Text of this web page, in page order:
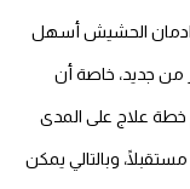
ادمان الحشيش أسهل
من جديد، خاصة أن
خطة علاج على المدى
وبالتالي يمكن